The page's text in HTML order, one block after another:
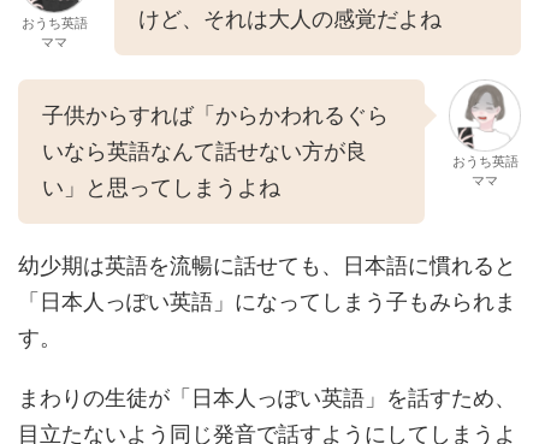
おうち英語
ママ
けど、それは大人の感覚だよね
子供からすれば「からかわれるぐら
いなら英語なんて話せない方が良
い」と思ってしまうよね
おうち英語
ママ
幼少期は英語を流暢に話せても、日本語に慣れると
「日本人っぽい英語」になってしまう子もみられま
す。
まわりの生徒が「日本人っぽい英語」を話すため、
目立たないよう同じ発音で話すようにしてしまうよ